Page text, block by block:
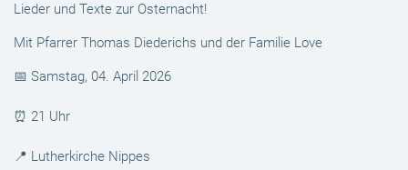
Lieder und Texte zur Osternacht!
Mit Pfarrer Thomas Diederichs und der Familie Love
📅 Samstag, 04. April 2026
⏰ 21 Uhr
📍 Lutherkirche Nippes